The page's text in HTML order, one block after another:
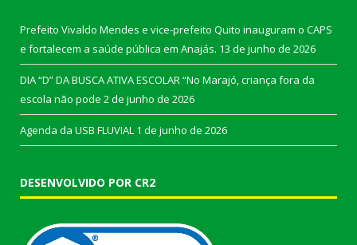
Prefeito Vivaldo Mendes e vice-prefeito Quito inauguram o CAPS
e fortalecem a saúde pública em Anajás. 13 de junho de 2026
DIA “D” DA BUSCA ATIVA ESCOLAR “No Marajó, criança fora da
escola não pode 2 de junho de 2026
Agenda da USB FLUVIAL 1 de junho de 2026
DESENVOLVIDO POR CR2